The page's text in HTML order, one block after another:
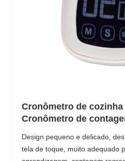
Cronômetro de
Cronômetro de
Design pequeno e delicado,
tela de toque, muito adequado